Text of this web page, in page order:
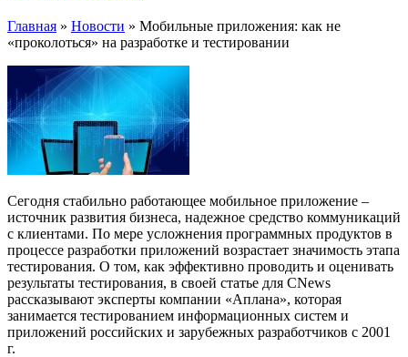
Главная » Новости » Мобильные приложения: как не
«проколоться» на разработке и тестировании
Сегодня стабильно работающее мобильное приложение –
источник развития бизнеса, надежное средство коммуникаций
с клиентами. По мере усложнения программных продуктов в
процессе разработки приложений возрастает значимость этапа
тестирования. О том, как эффективно проводить и оценивать
результаты тестирования, в своей статье для CNews
рассказывают эксперты компании «Аплана», которая
занимается тестированием информационных систем и
приложений российских и зарубежных разработчиков с 2001
г.